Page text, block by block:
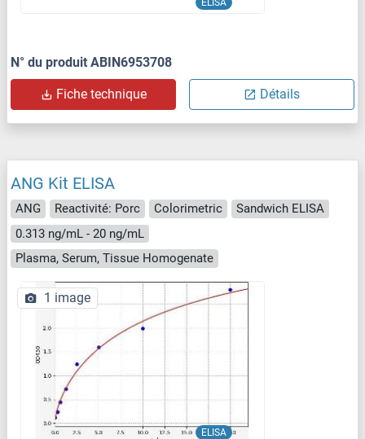
ELISA
N° du produit ABIN6953708
Fiche technique Détails
ANG Kit ELISA
ANG Reactivité: Porc Colorimetric
Sandwich ELISA
0.313 ng/mL - 20 ng/mL
Plasma, Serum, Tissue Homogenate
ELISA
1 image